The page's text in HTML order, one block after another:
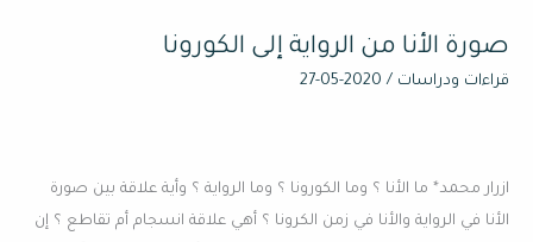
صورة الأنا من الرواية إلى الكورونا
قراءات ودراسات /
2020-05-27
ازرار محمد* ما الأنا ؟ وما الكورونا ؟ وما الرواية ؟ وأية علاقة بين صورة
الأنا في الرواية والأنا في زمن الكرونا ؟ أهي علاقة انسجام أم تقاطع ؟ إن
صورة
الأنا